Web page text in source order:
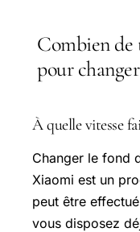
Combien de
pour
À quelle vitesse
Changer le fond
Xiaomi est un
peut être
vous disposez